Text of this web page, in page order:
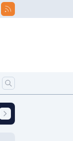
Yeni Eğitim